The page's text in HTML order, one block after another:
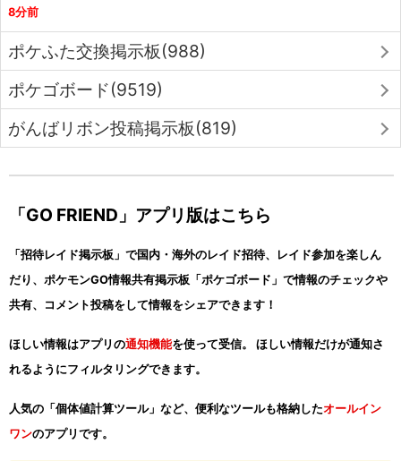
8分前
ポケふた交換掲示板(988)
ポケゴボード(9519)
がんばリボン投稿掲示板(819)
「GO FRIEND」アプリ版はこちら
「招待レイド掲示板」で国内・海外のレイド招待、レイド参加を楽しん
だり、ポケモンGO情報共有掲示板「ポケゴボード」で情報のチェックや
共有、コメント投稿をして情報をシェアできます！
ほしい情報はアプリの通知機能を使って受信。 ほしい情報だけが通知さ
れるようにフィルタリングできます。
人気の「個体値計算ツール」など、便利なツールも格納したオールイン
ワンのアプリです。